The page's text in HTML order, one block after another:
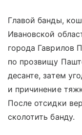
Главой банды,
Ивановской
города Гаврилов
по прозвищу
десанте, затем
и причинение
После отсидки
сколотить банду.